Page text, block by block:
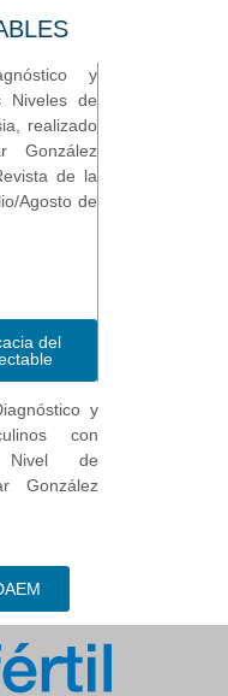
y
Niveles de
realizado
González
de la
Agosto de
del
y
con
Nivel de
González